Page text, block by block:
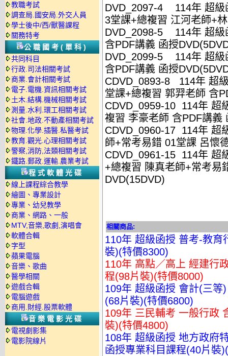
教職考試
調查局.國安局.外交人員
學士後中/西/獸醫課程
關務特考
公職國考(單科)
共同科目
行政.司法相關考試
商業.會計相關考試
電子.電機.資訊相關考試
土木.結構.機械相關考試
測量.水利.環工相關考試
社會.地政.不動產相關考試
物理.化學.插醫.私醫考試
教育.觀光.心理相關考試
警察,消防,法類相關考試
鐵路.郵政.運輸.農業考試
程式軟體光碟
線上課程綜合教學
繪圖、專業設計
專業、幼兒教學
商業、網路、一般
MTV,音樂,歌劇,演唱會
軟體合輯
字型
蘋果電腦
音樂、歌曲
醫學相關
遊戲合輯
電腦遊戲
商用.財經.股票軟體
音樂電影光碟
電視劇影集
電影院線片
DVD_2097-4 114年 超級
3堂課+總複習 江河老師+
DVD_2098-5 114年 超級
含PDF講義 函授
DVD_2099-5 114年 超級
含PDF講義 函授
CDVD_0893-8 114年 超
堂課+總複習 郭羿老師 含
CDVD_0959-10 114年 超
複習 李豪老師 含PDF講義
CDVD_0960-17 114年 超
師+常考易錯 01堂課 呂懷
CDVD_0961-15 114年 超
+總複習 陳真老師+常考易
DVD(15DVD)
相關商品:
110年 超級函授 普考-教育
裝)(特價8300)
110年 高點／高上 經建行
程(98片裝)(特價8000)
109年 超級函授 會計(三等
(68片裝)(特價6800)
109年 三民輔考 一般行政
裝)(特價4800)
108年 超級函授 地方政府
函授專業科目課程(40片裝